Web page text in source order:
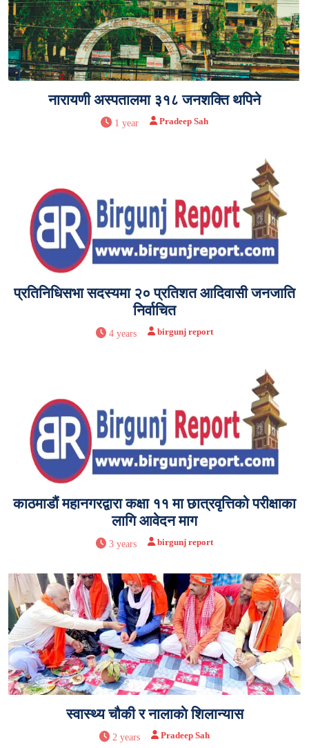
नारायणी अस्पतालमा ३१८ जनशक्ति थपिने
1 year Pradeep Sah
प्रतिनिधिसभा सदस्यमा २० प्रतिशत आदिवासी जनजाति
निर्वाचित
4 years birgunj report
काठमाडौं महानगरद्वारा कक्षा ११ मा छात्रवृत्तिको परीक्षाका
लागि आवेदन माग
3 years birgunj report
स्वास्थ्य चौकी र नालाकाे शिलान्यास
2 years Pradeep Sah